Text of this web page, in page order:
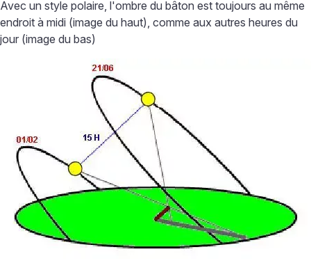
Avec un style polaire, l'ombre du bâton est toujours au même
endroit à midi (image du haut), comme aux autres heures du
jour (image du bas)